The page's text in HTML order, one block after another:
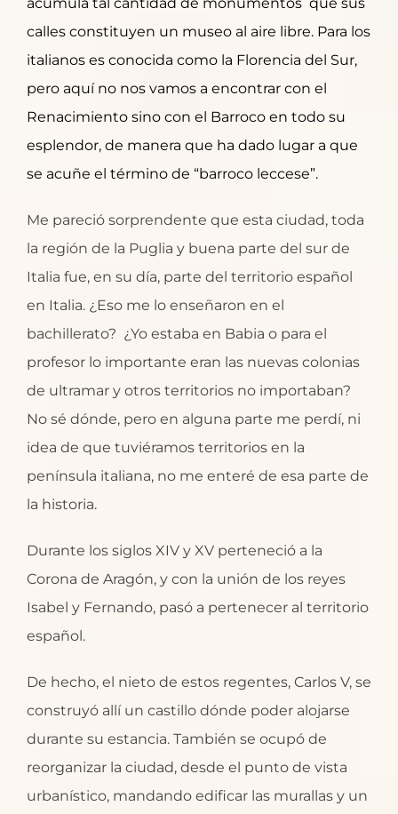
calles constituyen un museo al aire libre. Para los
italianos es conocida como la Florencia del Sur,
pero aquí no nos vamos a encontrar con el
Renacimiento sino con el Barroco en todo su
esplendor, de manera que ha dado lugar a que
se acuñe el término de “barroco leccese”.
Me pareció sorprendente que esta ciudad, toda
la región de la Puglia y buena parte del sur de
Italia fue, en su día, parte del territorio español
en Italia. ¿Eso me lo enseñaron en el
bachillerato? ¿Yo estaba en Babia o para el
profesor lo importante eran las nuevas colonias
de ultramar y otros territorios no importaban?
No sé dónde, pero en alguna parte me perdí, ni
idea de que tuviéramos territorios en la
península italiana, no me enteré de esa parte de
la historia.
Durante los siglos XIV y XV perteneció a la
Corona de Aragón, y con la unión de los reyes
Isabel y Fernando, pasó a pertenecer al territorio
español.
De hecho, el nieto de estos regentes, Carlos V, se
construyó allí un castillo dónde poder alojarse
durante su estancia. También se ocupó de
reorganizar la ciudad, desde el punto de vista
urbanístico, mandando edificar las murallas y un